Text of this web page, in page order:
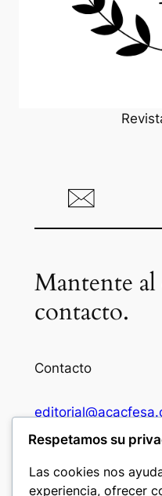
Mantente
contacto.
Contacto
Respetamos su
Las cookies nos
experiencia, ofrecer